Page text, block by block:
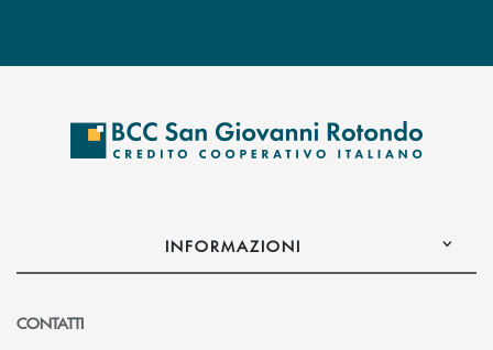
INFORMAZIONI
CONTATTI